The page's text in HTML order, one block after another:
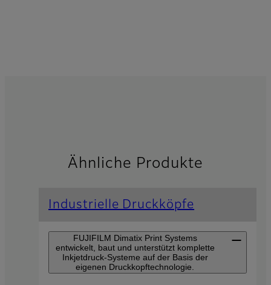
Ähnliche Produkte
Industrielle Druckköpfe
FUJIFILM Dimatix Print Systems
entwickelt, baut und unterstützt komplette
Inkjetdruck-Systeme auf der Basis der
eigenen Druckkopftechnologie.